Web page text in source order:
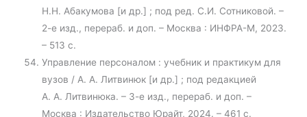
Н.Н. Абакумова [и др.] ; под ред. С.И. Сотниковой. –
2-е изд., перераб. и доп. – Москва : ИНФРА-М, 2023.
– 513 с.
Управление персоналом : учебник и практикум для
вузов / А. А. Литвинюк [и др.] ; под редакцией
А. А. Литвинюка. – 3-е изд., перераб. и доп. –
Москва : Издательство Юрайт, 2024. – 461 с.